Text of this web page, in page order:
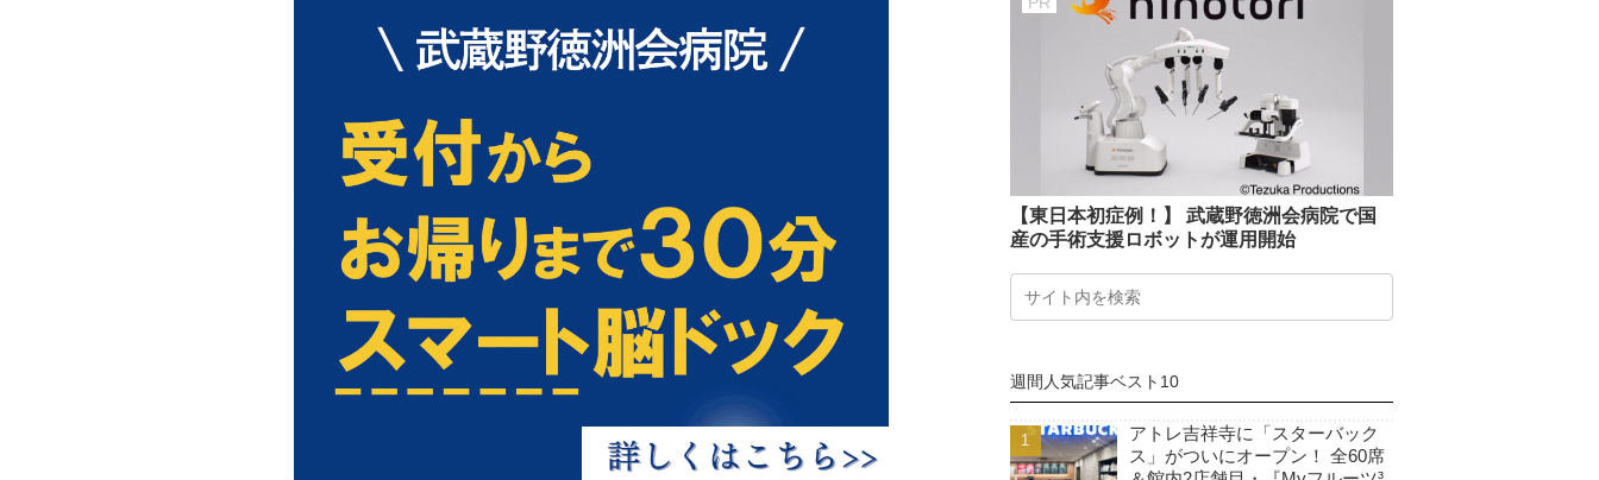
【東日本初症例！】 武蔵野徳洲会病院で国
産の手術支援ロボットが運用開始
週間人気記事ベスト10
アトレ吉祥寺に「スターバック
ス」がついにオープン！ 全60席